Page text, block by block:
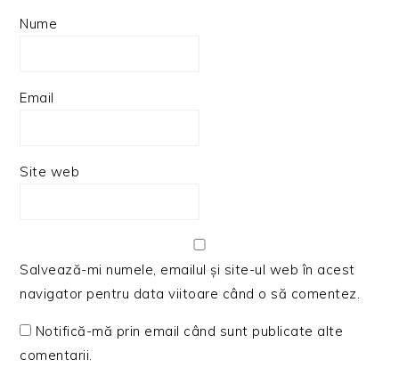
Nume
Email
Site web
Salvează-mi numele, emailul și site-ul web în acest
navigator pentru data viitoare când o să comentez.
Notifică-mă prin email când sunt publicate alte
comentarii.